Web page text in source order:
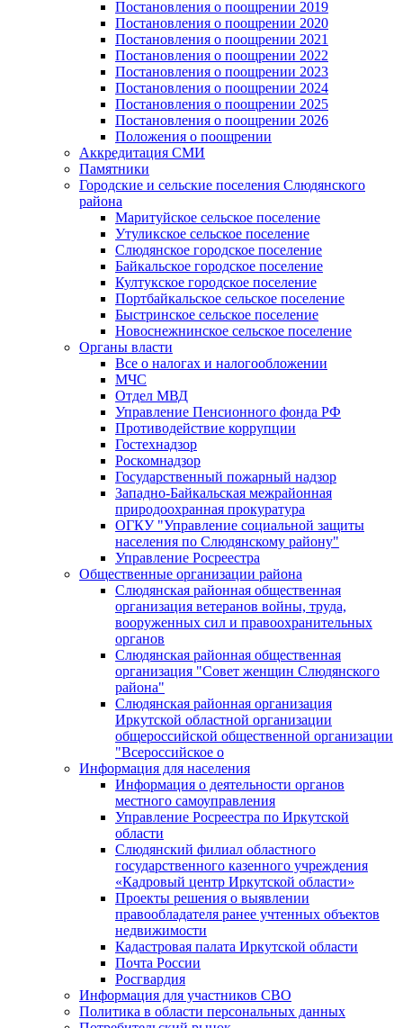
Постановления о поощрении 2019
Постановления о поощрении 2020
Постановления о поощрении 2021
Постановления о поощрении 2022
Постановления о поощрении 2023
Постановления о поощрении 2024
Постановления о поощрении 2025
Постановления о поощрении 2026
Положения о поощрении
Аккредитация СМИ
Памятники
Городские и сельские поселения Слюдянского
района
Маритуйское сельское поселение
Утуликское сельское поселение
Слюдянское городское поселение
Байкальское городское поселение
Култукское городское поселение
Портбайкальское сельское поселение
Быстринское сельское поселение
Новоснежнинское сельское поселение
Органы власти
Все о налогах и налогообложении
МЧС
Отдел МВД
Управление Пенсионного фонда РФ
Противодействие коррупции
Гостехнадзор
Роскомнадзор
Государственный пожарный надзор
Западно-Байкальская межрайонная
природоохранная прокуратура
ОГКУ "Управление социальной защиты
населения по Слюдянскому району"
Управление Росреестра
Общественные организации района
Слюдянская районная общественная
организация ветеранов войны, труда,
вооруженных сил и правоохранительных
органов
Слюдянская районная общественная
организация "Совет женщин Слюдянского
района"
Слюдянская районная организация
Иркутской областной организации
общероссийской общественной организации
"Всероссийское о
Информация для населения
Информация о деятельности органов
местного самоуправления
Управление Росреестра по Иркутской
области
Слюдянский филиал областного
государственного казенного учреждения
«Кадровый центр Иркутской области»
Проекты решения о выявлении
правообладателя ранее учтенных объектов
недвижимости
Кадастровая палата Иркутской области
Почта России
Росгвардия
Информация для участников СВО
Политика в области персональных данных